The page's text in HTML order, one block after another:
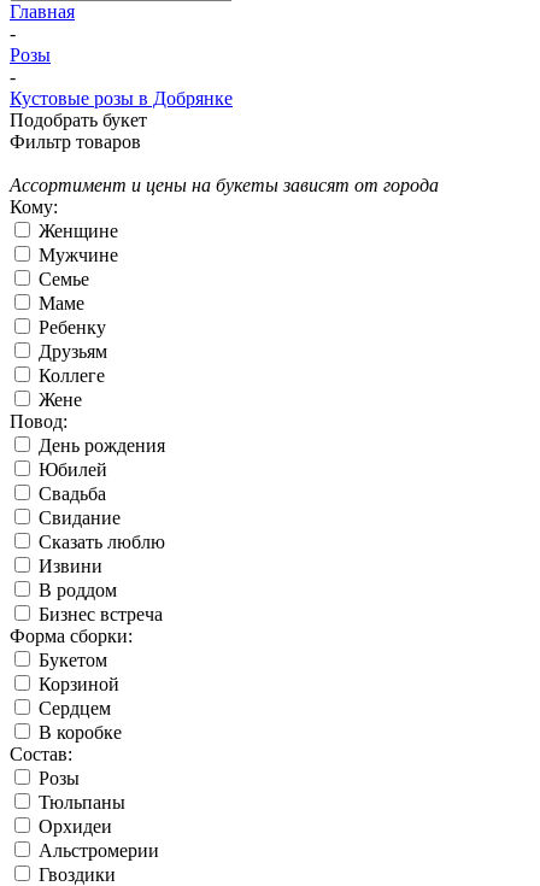
Главная
-
Розы
-
Кустовые розы в Добрянке
Подобрать букет
Фильтр товаров
Ассортимент и цены на букеты зависят от города
Кому:
Женщине
Мужчине
Семье
Маме
Ребенку
Друзьям
Коллеге
Жене
Повод:
День рождения
Юбилей
Свадьба
Свидание
Сказать люблю
Извини
В роддом
Бизнес встреча
Форма сборки:
Букетом
Корзиной
Сердцем
В коробке
Состав:
Розы
Тюльпаны
Орхидеи
Альстромерии
Гвоздики